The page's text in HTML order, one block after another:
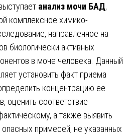
анализ мочи БАД,
комплексное химико-
направленное на
биологически активных
в моче человека. Данный
установить факт приема
концентрацию ее
оценить соответствие
а также выявить
опасных примесей, не указанных